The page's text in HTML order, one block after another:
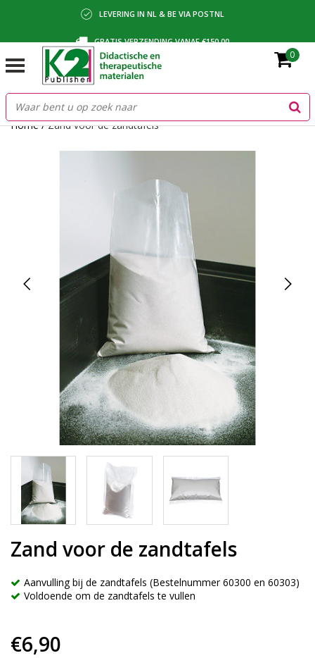
LEVERING IN NL & BE VIA POSTNL
GRATIS VERZENDING VANAF €150,00
BETALING VIA IDEAL, BANCONTACT OF FACTUUR
0
Home/Zand voor de zandtafels
Zand voor de zandtafels
Aanvulling bij de zandtafels (Bestelnummer 60300 en 60303)
Voldoende om de zandtafels te vullen
€6,90